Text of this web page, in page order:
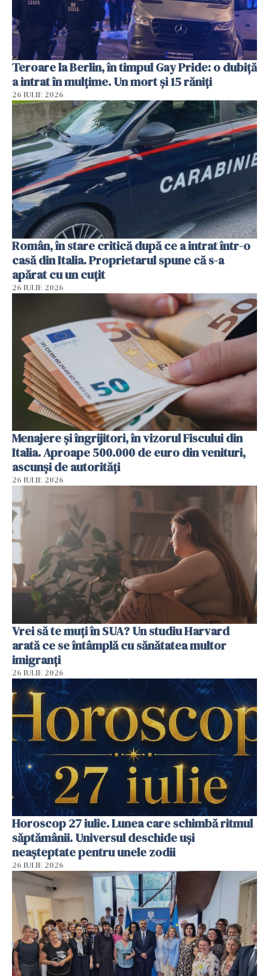
Teroare la Berlin, în timpul Gay Pride: o dubiță
a intrat în mulțime. Un mort și 15 răniți
26 IULIE 2026
Român, în stare critică după ce a intrat într-o
casă din Italia. Proprietarul spune că s-a
apărat cu un cuțit
26 IULIE 2026
Menajere și îngrijitori, în vizorul Fiscului din
Italia. Aproape 500.000 de euro din venituri,
ascunși de autorități
26 IULIE 2026
Vrei să te muți în SUA? Un studiu Harvard
arată ce se întâmplă cu sănătatea multor
imigranți
26 IULIE 2026
Horoscop 27 iulie. Lunea care schimbă ritmul
săptămânii. Universul deschide uși
neașteptate pentru unele zodii
26 IULIE 2026